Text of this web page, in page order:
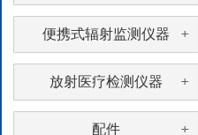
便携式辐射监测仪器
放射医疗检测仪器
配件